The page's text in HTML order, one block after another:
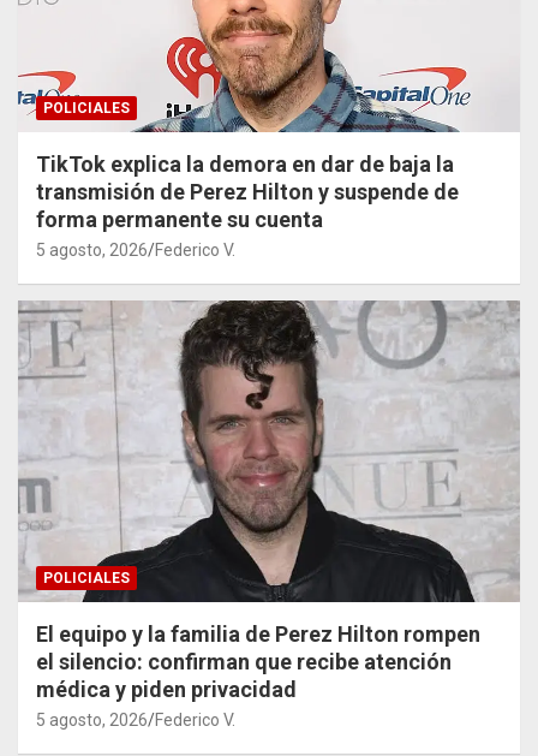
POLICIALES
TikTok explica la demora en dar de baja la
transmisión de Perez Hilton y suspende de
forma permanente su cuenta
5 agosto, 2026 Federico V.
POLICIALES
El equipo y la familia de Perez Hilton rompen
el silencio: confirman que recibe atención
médica y piden privacidad
5 agosto, 2026 Federico V.